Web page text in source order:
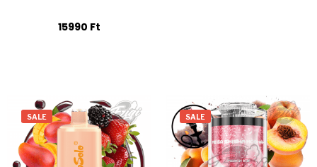
15990 Ft
SALE SALE